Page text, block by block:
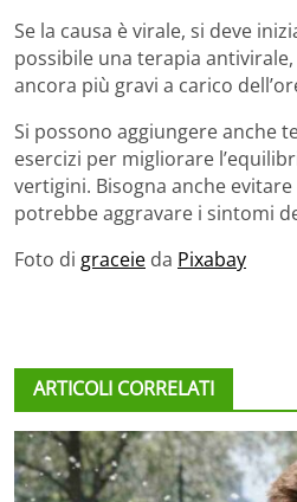
Se la causa è virale, si deve
possibile una terapia
ancora più gravi a carico
Si possono aggiungere anche
esercizi per migliorare
vertigini. Bisogna anche
potrebbe aggravare i sintomi
Foto di graceie da Pixabay
ARTICOLI CORRELATI